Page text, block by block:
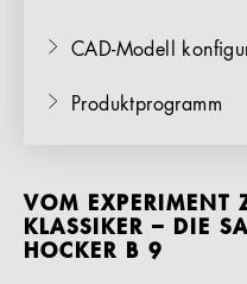
CAD-Modell
Produktprogramm
VOM EXPERIMENT
KLASSIKER – DIE
HOCKER B 9